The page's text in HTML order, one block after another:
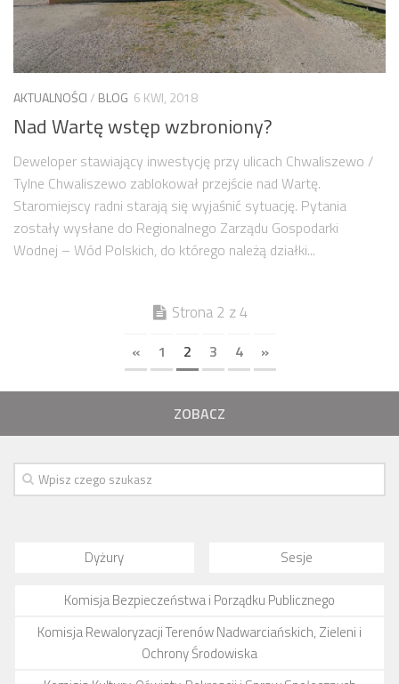
AKTUALNOŚCI/ BLOG 6 KWI, 2018
Nad Wartę wstęp wzbroniony?
Deweloper stawiający inwestycję przy ulicach Chwaliszewo /
Tylne Chwaliszewo zablokował przejście nad Wartę.
Staromiejscy radni starają się wyjaśnić sytuację. Pytania
zostały wysłane do Regionalnego Zarządu Gospodarki
Wodnej – Wód Polskich, do którego należą działki...
Strona 2 z 4
« 1 2 3 4 »
ZOBACZ
Dyżury Sesje
Komisja Bezpieczeństwa i Porządku Publicznego
Komisja Rewaloryzacji Terenów Nadwarciańskich, Zieleni i
Ochrony Środowiska